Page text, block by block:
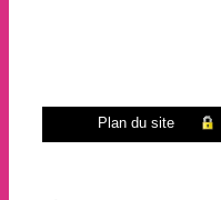
Plan du site